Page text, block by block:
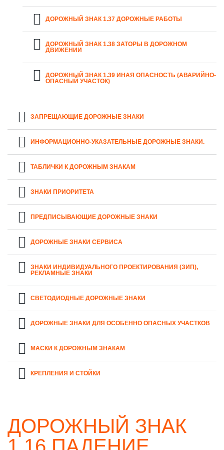
ДОРОЖНЫЙ ЗНАК 1.37 ДОРОЖНЫЕ РАБОТЫ
ДОРОЖНЫЙ ЗНАК 1.38 ЗАТОРЫ В ДОРОЖНОМ
ДВИЖЕНИИ
ДОРОЖНЫЙ ЗНАК 1.39 ИНАЯ ОПАСНОСТЬ (АВАРИЙНО-
ОПАСНЫЙ УЧАСТОК)
ЗАПРЕЩАЮЩИЕ ДОРОЖНЫЕ ЗНАКИ
ИНФОРМАЦИОННО-УКАЗАТЕЛЬНЫЕ ДОРОЖНЫЕ ЗНАКИ.
ТАБЛИЧКИ К ДОРОЖНЫМ ЗНАКАМ
ЗНАКИ ПРИОРИТЕТА
ПРЕДПИСЫВАЮЩИЕ ДОРОЖНЫЕ ЗНАКИ
ДОРОЖНЫЕ ЗНАКИ СЕРВИСА
ЗНАКИ ИНДИВИДУАЛЬНОГО ПРОЕКТИРОВАНИЯ (ЗИП),
РЕКЛАМНЫЕ ЗНАКИ
СВЕТОДИОДНЫЕ ДОРОЖНЫЕ ЗНАКИ
ДОРОЖНЫЕ ЗНАКИ ДЛЯ ОСОБЕННО ОПАСНЫХ УЧАСТКОВ
МАСКИ К ДОРОЖНЫМ ЗНАКАМ
КРЕПЛЕНИЯ И СТОЙКИ
ДОРОЖНЫЙ ЗНАК